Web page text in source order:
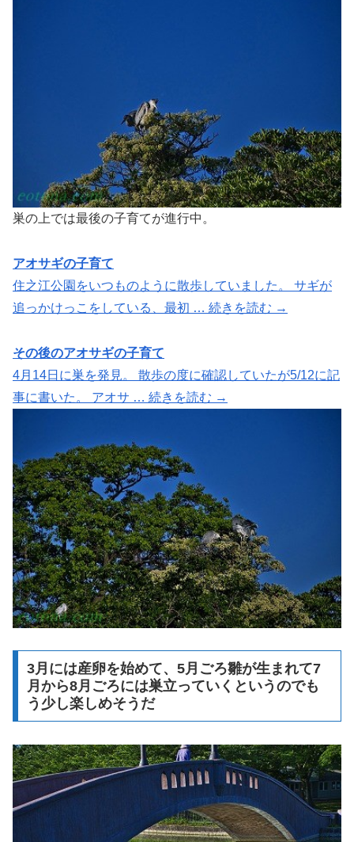
巣の上では最後の子育てが進行中。
アオサギの子育て
住之江公園をいつものように散歩していました。 サギが
追っかけっこをしている、最初 … 続きを読む →
その後のアオサギの子育て
4月14日に巣を発見。 散歩の度に確認していたが5/12に記
事に書いた。 アオサ … 続きを読む →
3月には産卵を始めて、5月ごろ雛が生まれて7
月から8月ごろには巣立っていくというのでも
う少し楽しめそうだ